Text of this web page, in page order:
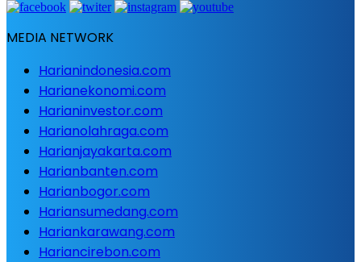
MEDIA NETWORK
Harianindonesia.com
Harianekonomi.com
Harianinvestor.com
Harianolahraga.com
Harianjayakarta.com
Harianbanten.com
Harianbogor.com
Hariansumedang.com
Hariankarawang.com
Hariancirebon.com